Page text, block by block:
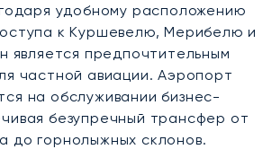
удобному расположению
к Куршевелю, Мерибелю и
является предпочтительным
частной авиации. Аэропорт
на обслуживании бизнес-
безупречный трансфер от
до горнолыжных склонов.